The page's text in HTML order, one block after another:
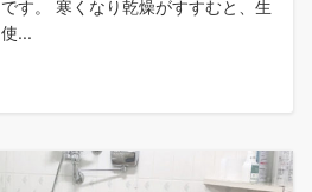
す。 寒くなり乾燥がすすむと、生
...